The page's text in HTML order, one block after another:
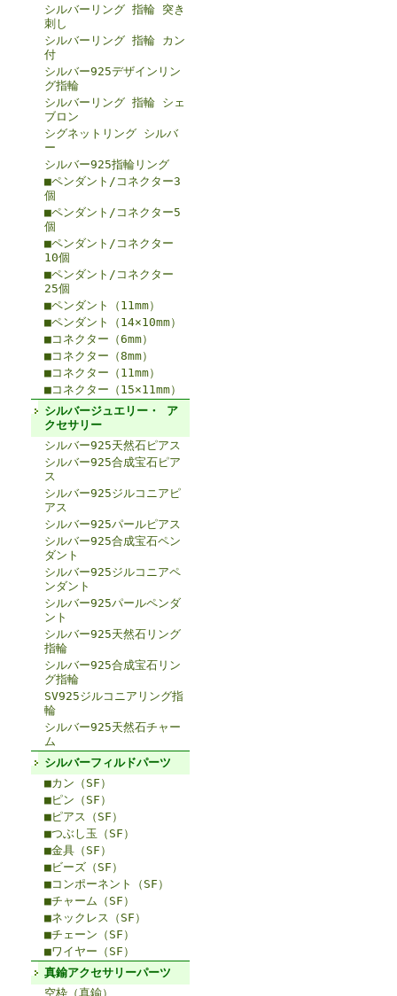
シルバーリング 指輪 突き
刺し
シルバーリング 指輪 カン
付
シルバー925デザインリン
グ指輪
シルバーリング 指輪 シェ
ブロン
シグネットリング シルバ
ー
シルバー925指輪リング
■ペンダント/コネクター3
個
■ペンダント/コネクター5
個
■ペンダント/コネクター
10個
■ペンダント/コネクター
25個
■ペンダント（11mm）
■ペンダント（14×10mm）
■コネクター（6mm）
■コネクター（8mm）
■コネクター（11mm）
■コネクター（15×11mm）
シルバージュエリー・ ア
クセサリー
シルバー925天然石ピアス
シルバー925合成宝石ピア
ス
シルバー925ジルコニアピ
アス
シルバー925パールピアス
シルバー925合成宝石ペン
ダント
シルバー925ジルコニアペ
ンダント
シルバー925パールペンダ
ント
シルバー925天然石リング
指輪
シルバー925合成宝石リン
グ指輪
SV925ジルコニアリング指
輪
シルバー925天然石チャー
ム
シルバーフィルドパーツ
■カン（SF）
■ピン（SF）
■ピアス（SF）
■つぶし玉（SF）
■金具（SF）
■ビーズ（SF）
■コンポーネント（SF）
■チャーム（SF）
■ネックレス（SF）
■チェーン（SF）
■ワイヤー（SF）
真鍮アクセサリーパーツ
空枠（真鍮）